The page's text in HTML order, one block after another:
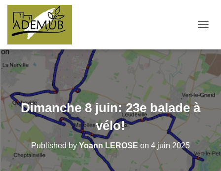
Dimanche 8 juin: 23e balade à
vélo!
Published byYoann LEROSEon 4 juin 2025